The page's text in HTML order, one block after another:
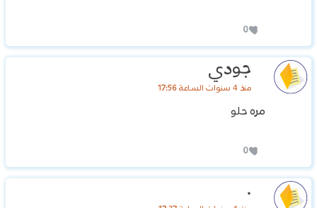
0
جودي
منذ 4 سنوات الساعة 17:56
مره حلو
0
.